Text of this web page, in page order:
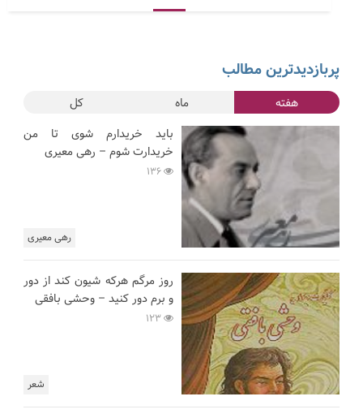
پربازدیدترین مطالب
هفته ماه کل
رهی معیری
باید خریدارم شوی تا من
خریدارت شوم – رهی معیری
شعر
روز مرگم هرکه شیون کند از دور
و برم دور کنید – وحشی بافقی